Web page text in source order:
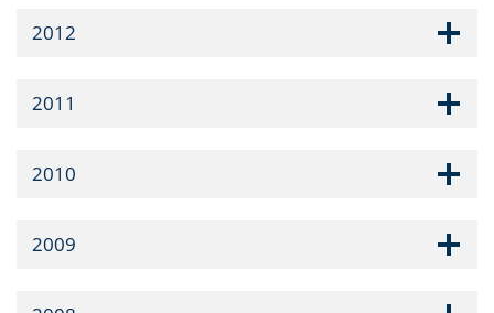
2012
2011
2010
2009